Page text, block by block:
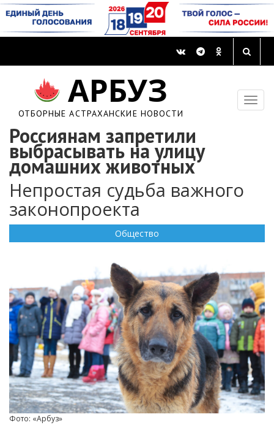
АРБУЗ
ОТБОРНЫЕ АСТРАХАНСКИЕ НОВОСТИ
Россиянам запретили
выбрасывать на улицу
домашних животных
Непростая судьба важного
законопроекта
Общество
Фото: «Арбуз»